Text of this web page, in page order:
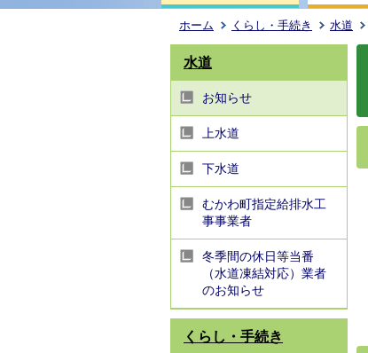
ホーム くらし・手続き 水道
水道
お知らせ
上水道
下水道
むかわ町指定給排水工
事事業者
冬季間の休日等当番
（水道凍結対応）業者
のお知らせ
くらし・手続き